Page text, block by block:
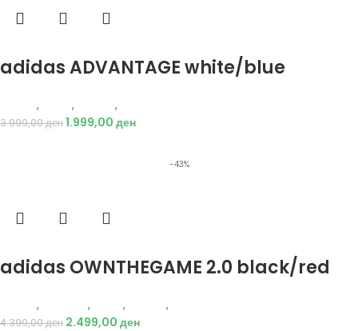
adidas ADVANTAGE white/blue
, , ,
3.999,00ден1.999,00 ден
-43%
adidas OWNTHEGAME 2.0 black/red
, , , ,
4.399,00ден 2.499,00 ден